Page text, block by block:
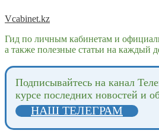
Vcabinet.kz
Гид по личным кабинетам и
а также полезные статьи на каждый
Подпиcывайтесь на канал
курсе последних новостей и
НАШ ТЕЛЕГРАМ